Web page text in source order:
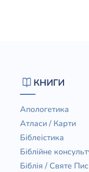
КНИГИ
Апологетика
Атласи / Карти
Біблеістика
Біблійне
Біблія / Святе